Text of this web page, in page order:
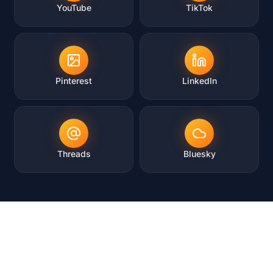
YouTube TikTok
Pinterest LinkedIn
Threads Bluesky